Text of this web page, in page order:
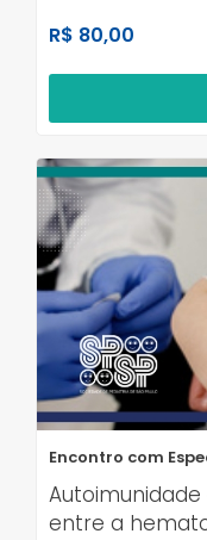
R$ 80,00
Encontro com
entre a